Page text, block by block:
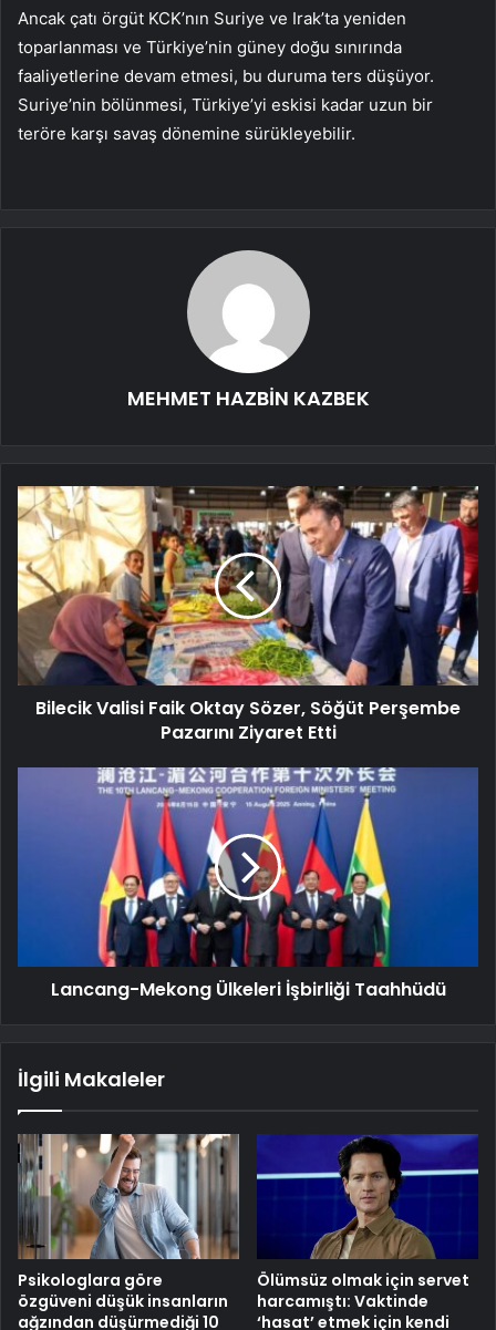
Ancak çatı örgüt KCK’nın Suriye ve Irak’ta yeniden
toparlanması ve Türkiye’nin güney doğu sınırında
faaliyetlerine devam etmesi, bu duruma ters düşüyor.
Suriye’nin bölünmesi, Türkiye’yi eskisi kadar uzun bir
teröre karşı savaş dönemine sürükleyebilir.
MEHMET HAZBİN KAZBEK
Bilecik Valisi Faik Oktay Sözer, Söğüt Perşembe
Pazarını Ziyaret Etti
Lancang-Mekong Ülkeleri İşbirliği Taahhüdü
İlgili Makaleler
Psikologlara göre
özgüveni düşük insanların
ağzından düşürmediği 10
Ölümsüz olmak için servet
harcamıştı: Vaktinde
‘hasat’ etmek için kendi